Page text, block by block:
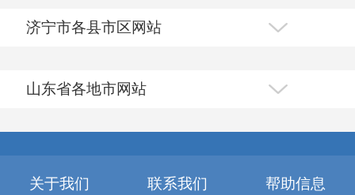
济宁市各县市区网站
山东省各地市网站
关于我们 联系我们
帮助信息